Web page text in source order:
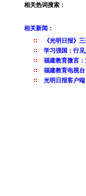
相关热词搜索：
相关新闻：